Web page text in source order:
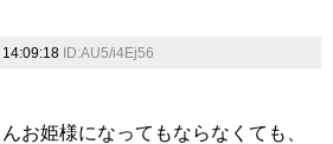
14:09:18 ID:AU5/i4Ej56
お姫様になってもならなくても、